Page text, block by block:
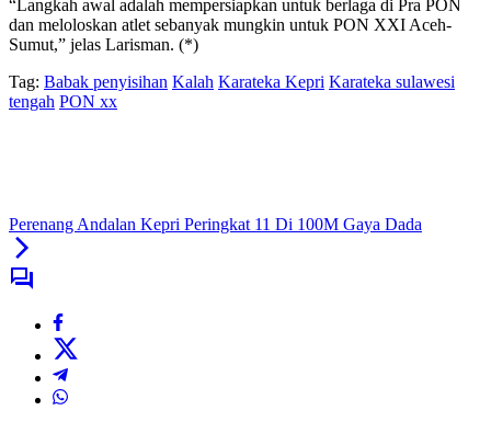
“Langkah awal adalah mempersiapkan untuk berlaga di Pra PON
dan meloloskan atlet sebanyak mungkin untuk PON XXI Aceh-
Sumut,” jelas Larisman. (*)
Tag: Babak penyisihan Kalah Karateka Kepri Karateka sulawesi
tengah PON xx
Perenang Andalan Kepri Peringkat 11 Di 100M Gaya Dada